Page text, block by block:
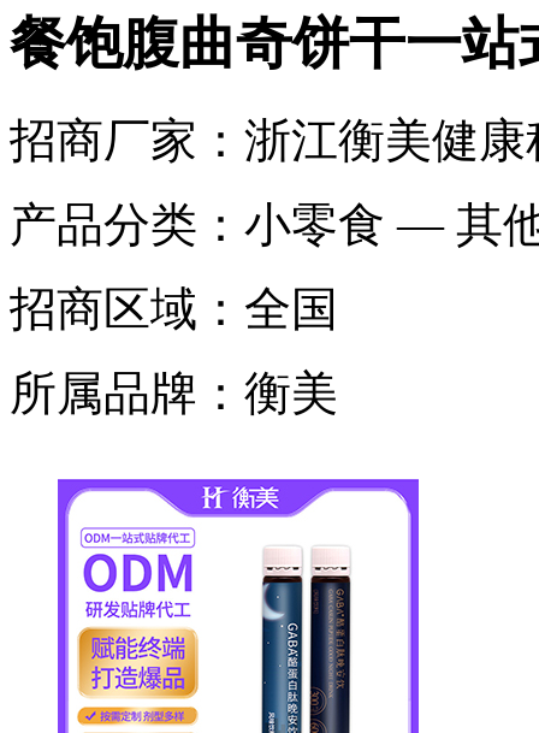
餐饱腹曲奇饼干一站
招商厂家： 浙江衡美健
产品分类： 小零食 — 其
招商区域： 全国
所属品牌： 衡美